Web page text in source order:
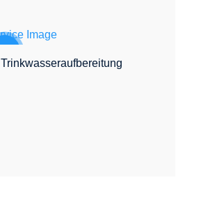
Trinkwasseraufbereitung